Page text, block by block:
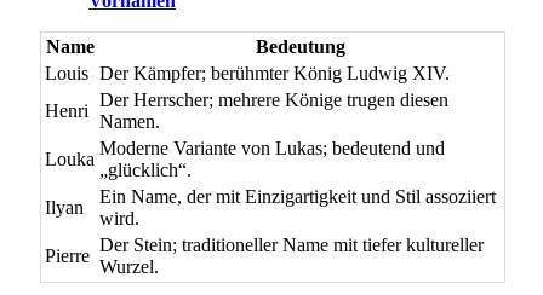
Name
Bedeutung
Louis Der Kämpfer; berühmter König Ludwig XIV.
Henri
Der Herrscher; mehrere Könige trugen diesen
Namen.
Louka
Moderne Variante von Lukas; bedeutend und
„glücklich“.
Ilyan
Ein Name, der mit Einzigartigkeit und Stil assoziiert
wird.
Pierre
Der Stein; traditioneller Name mit tiefer kultureller
Wurzel.